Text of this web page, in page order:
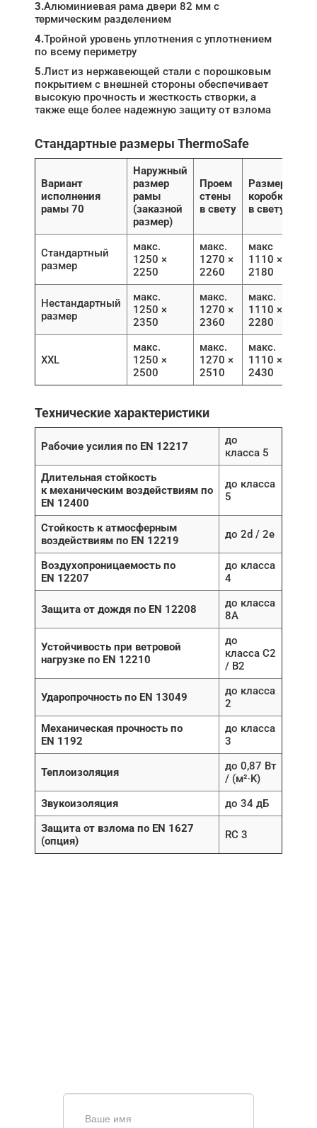
3.Алюминиевая рама двери 82 мм с
термическим разделением
4.Тройной уровень уплотнения с уплотнением
по всему периметру
5.Лист из нержавеющей стали с порошковым
покрытием с внешней стороны обеспечивает
высокую прочность и жесткость створки, а
также еще более надежную защиту от взлома
Стандартные размеры ThermoSafe
Вариант
исполнения
рамы 70
Наружный
размер
рамы
(заказной
размер)
Проем
стены
в свету
Размер
коробки
в свету
Стандартный
размер
макс.
1250 ×
2250
макс.
1270 ×
2260
макс
1110 ×
2180
Нестандартный
размер
макс.
1250 ×
2350
макс.
1270 ×
2360
макс.
1110 ×
2280
XXL
макс.
1250 ×
2500
макс.
1270 ×
2510
макс.
1110 ×
2430
Технические характеристики
Рабочие усилия по EN 12217
до
класса 5
Длительная стойкость
к механическим воздействиям по
EN 12400
до класса
5
Стойкость к атмосферным
воздействиям по EN 12219
до 2d / 2e
Воздухопроницаемость по
EN 12207
до класса
4
Защита от дождя по EN 12208
до класса
8A
Устойчивость при ветровой
нагрузке по EN 12210
до
класса C2
/ B2
Ударопрочность по EN 13049
до класса
2
Механическая прочность по
EN 1192
до класса
3
Теплоизоляция
до 0,87 Вт
/ (м²∙K)
Звукоизоляция
до 34 дБ
Защита от взлома по EN 1627
(опция)
RC 3